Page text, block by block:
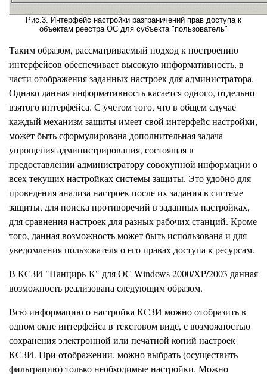
Рис.3. Интерфейс настройки разграничений прав доступа к
объектам реестра ОС для субъекта "пользователь"
Таким образом, рассматриваемый подход к построению
интерфейсов обеспечивает высокую информативность, в
части отображения заданных настроек для администратора.
Однако данная информативность касается одного, отдельно
взятого интерфейса. С учетом того, что в общем случае
каждый механизм защиты имеет свой интерфейс настройки,
может быть сформулирована дополнительная задача
упрощения администрирования, состоящая в
предоставлении администратору совокупной информации о
всех текущих настройках системы защиты. Это удобно для
проведения анализа настроек после их задания в системе
защиты, для поиска противоречий в заданных настройках,
для сравнения настроек для разных рабочих станций. Кроме
того, данная возможность может быть использована и для
уведомления пользователя о его правах доступа к ресурсам.
В КСЗИ "Панцирь-К" для ОС Windows 2000/XP/2003 данная
возможность реализована следующим образом.
Всю информацию о настройка КСЗИ можно отобразить в
одном окне интерфейса в текстовом виде, с возможностью
сохранения электронной или печатной копий настроек
КСЗИ. При отображении, можно выбрать (осуществить
фильтрацию) только необходимые настройки. Можно